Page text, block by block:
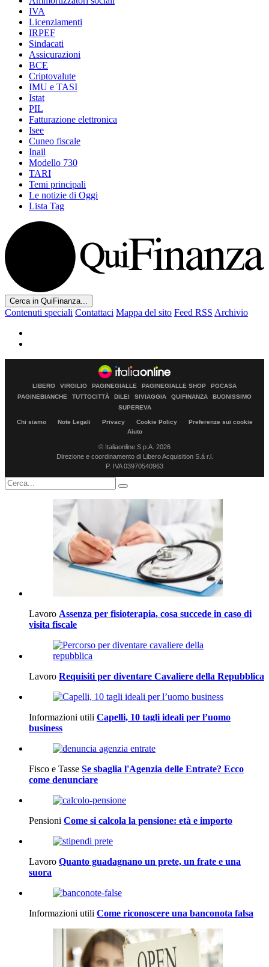
IVA
Licenziamenti
IRPEF
Sindacati
Assicurazioni
BCE
Criptovalute
IMU e TASI
Istat
PIL
Fatturazione elettronica
Isee
Cuneo fiscale
Inail
Modello 730
TARI
Temi principali
Le notizie di Oggi
Lista Tag
Cerca in QuiFinanza...
Contenuti speciali Contattaci Mappa del sito Feed RSS Archivio
LIBERO VIRGILIO PAGINEGIALLE PAGINEGIALLE SHOP
PGCASA
PAGINEBIANCHE
TUTTOCITTÀ DILEI SIVIAGGIA QUIFINANZA
BUONISSIMO
SUPEREVA
Chi siamo Note Legali Privacy Cookie Policy
Preferenze sui cookie
Aiuto
© Italiaonline S.p.A. 2026
Direzione e coordinamento di Libero Acquisition S.á r.l.
P. IVA 03970540963
Lavoro Assenza per fisioterapia, cosa succede in caso di
visita fiscale
Lavoro Requisiti per diventare Cavaliere della Repubblica
Informazioni utili Capelli, 10 tagli ideali per l’uomo
business
Fisco e Tasse Se sbaglia l'Agenzia delle Entrate? Ecco
come denunciare
Pensioni Come si calcola la pensione: età e importo
Lavoro Quanto guadagnano un prete, un frate e una
suora
Informazioni utili Come riconoscere una banconota falsa